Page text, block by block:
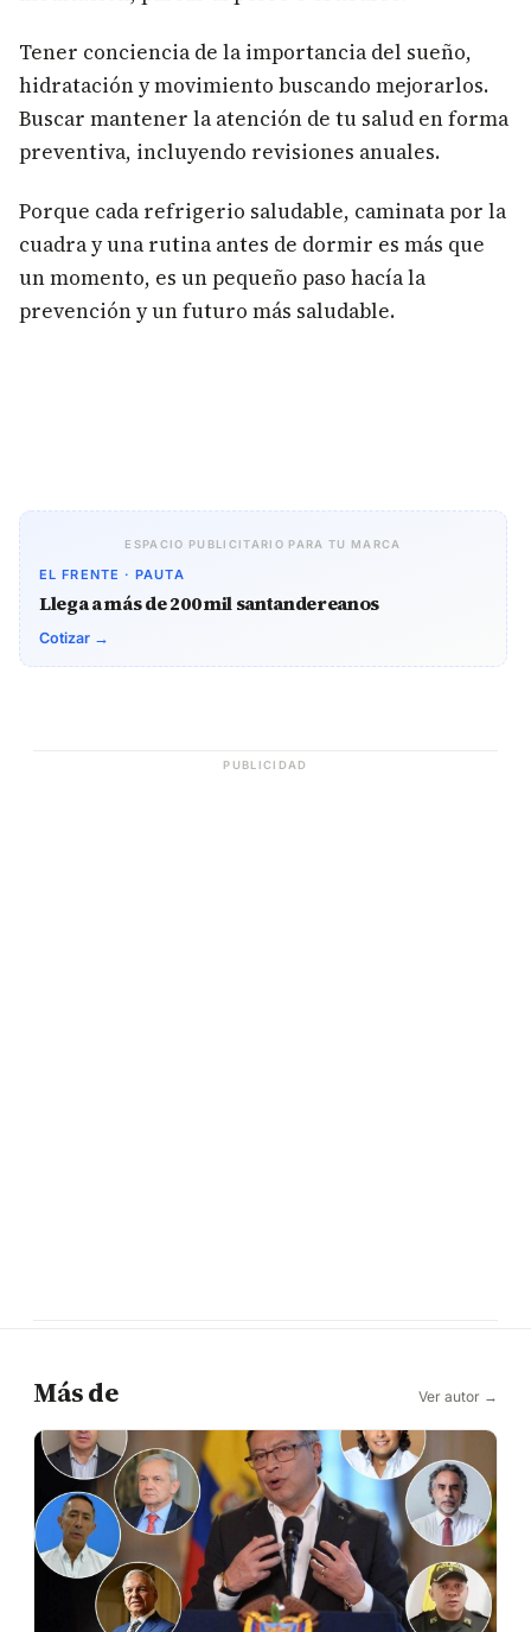
Tener conciencia de la importancia del sueño,
hidratación y movimiento buscando mejorarlos.
Buscar mantener la atención de tu salud en forma
preventiva, incluyendo revisiones anuales.
Porque cada refrigerio saludable, caminata por la
cuadra y una rutina antes de dormir es más que
un momento, es un pequeño paso hacía la
prevención y un futuro más saludable.
ESPACIO PUBLICITARIO PARA TU MARCA
EL FRENTE · PAUTA
Llega a más de 200 mil santandereanos
Cotizar →
PUBLICIDAD
Más de Ver autor →